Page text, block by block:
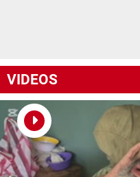
VIDEOS